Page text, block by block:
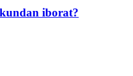
iborat?